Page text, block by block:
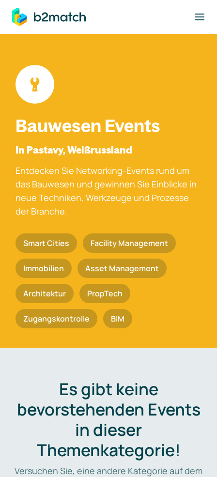
springen
Bauwesen Events
In Pastavy, Weißrussland
Entdecken Sie Networking-Events rund um
das Bauwesen und gewinnen Sie Einblicke in
neue Techniken, Werkzeuge und Prozesse
der Branche.
Smart Cities Facility Management
Immobilien Asset Management
Architektur PropTech
Zugangskontrolle BIM
Es gibt keine
bevorstehenden Events
in dieser
Themenkategorie!
Versuchen Sie, eine andere Kategorie auf dem